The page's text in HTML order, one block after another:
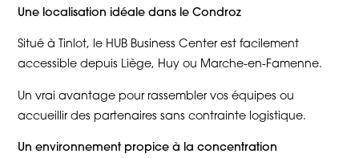
Une localisation idéale dans le Condroz
Situé à Tinlot, le HUB Business Center est facilement
accessible depuis Liège, Huy ou Marche-en-Famenne.
Un vrai avantage pour rassembler vos équipes ou
accueillir des partenaires sans contrainte logistique.
Un environnement propice à la concentration